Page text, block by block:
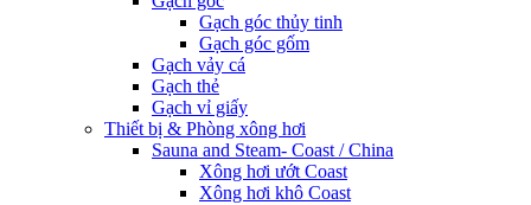
Gạch góc thủy tinh
Gạch góc gốm
Gạch vảy cá
Gạch thẻ
Gạch vỉ giấy
Thiết bị & Phòng xông hơi
Sauna and Steam- Coast / China
Xông hơi ướt Coast
Xông hơi khô Coast